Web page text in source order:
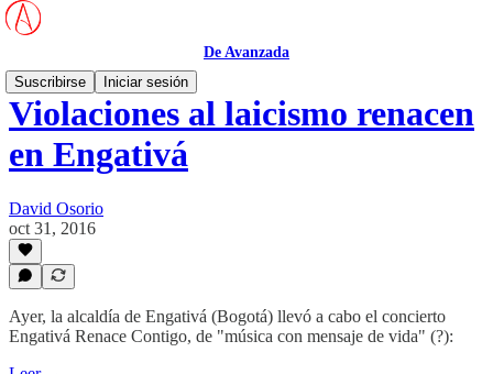
De Avanzada
Suscribirse
Iniciar sesión
Violaciones al laicismo renacen
en Engativá
David Osorio
oct 31, 2016
Ayer, la alcaldía de Engativá (Bogotá) llevó a cabo el concierto
Engativá Renace Contigo, de "música con mensaje de vida" (?):